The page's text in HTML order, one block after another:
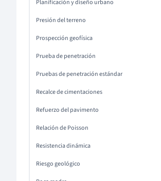
Planificación y diseño urbano
Presión del terreno
Prospección geofísica
Prueba de penetración
Pruebas de penetración estándar
Recalce de cimentaciones
Refuerzo del pavimento
Relación de Poisson
Resistencia dinámica
Riesgo geológico